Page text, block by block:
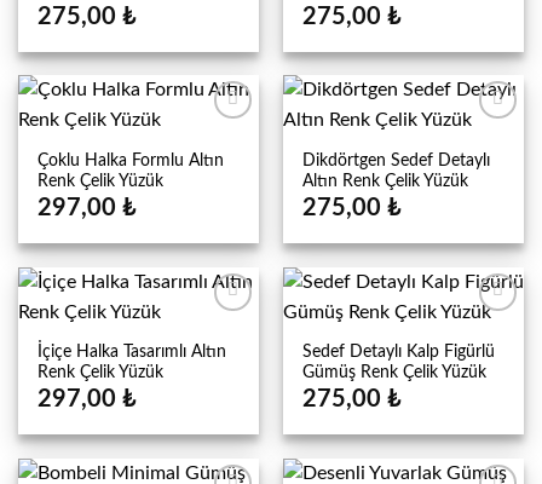
275,00₺ 275,00₺
Çoklu Halka Formlu Altın
Renk Çelik Yüzük
297,00₺
Dikdörtgen Sedef Detaylı
Altın Renk Çelik Yüzük
275,00₺
İçiçe Halka Tasarımlı Altın
Renk Çelik Yüzük
297,00₺
Sedef Detaylı Kalp Figürlü
Gümüş Renk Çelik Yüzük
275,00₺